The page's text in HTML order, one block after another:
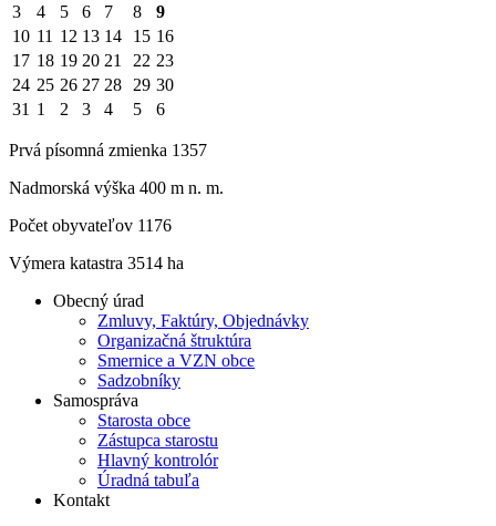
3
4 5 6 7 8
9
10 11 12 13 14 15 16
17 18 19 20 21 22 23
24 25 26 27 28 29 30
31 1 2 3 4 5 6
Prvá písomná zmienka 1357
Nadmorská výška 400 m n. m.
Počet obyvateľov 1176
Výmera katastra 3514 ha
Obecný úrad
Zmluvy, Faktúry, Objednávky
Organizačná štruktúra
Smernice a VZN obce
Sadzobníky
Samospráva
Starosta obce
Zástupca starostu
Hlavný kontrolór
Úradná tabuľa
Kontakt